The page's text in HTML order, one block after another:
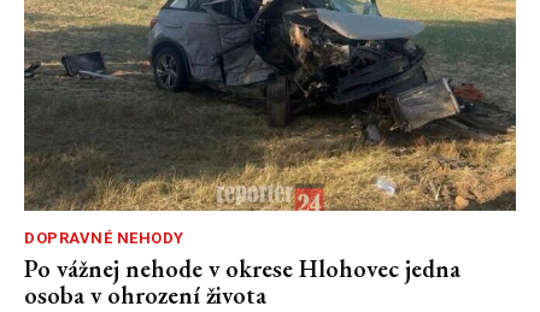
DOPRAVNÉ NEHODY
Po vážnej nehode v okrese Hlohovec jedna
osoba v ohrození života